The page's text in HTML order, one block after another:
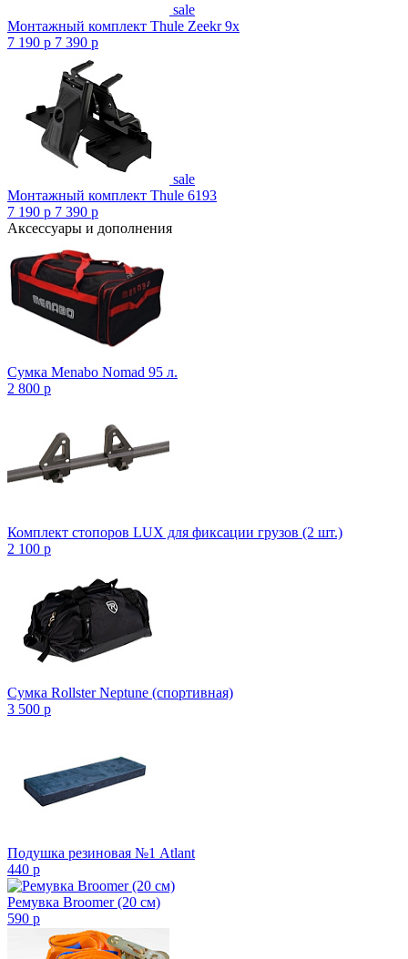
sale
Монтажный комплект Thule Zeekr 9x
7 190 p 7 390 p
sale
Монтажный комплект Thule 6193
7 190 p 7 390 p
Аксессуары и дополнения
Сумка Menabo Nomad 95 л.
2 800 p
Комплект стопоров LUX для фиксации грузов (2 шт.)
2 100 p
Сумка Rollster Neptune (спортивная)
3 500 p
Подушка резиновая №1 Atlant
440 p
Ремувка Broomer (20 см)
590 p